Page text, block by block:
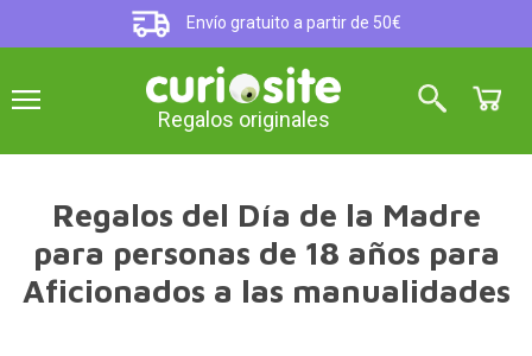
Envío gratuito a partir de 50€
Regalos originales
Regalos del Día de la Madre
para personas de 18 años para
Aficionados a las manualidades